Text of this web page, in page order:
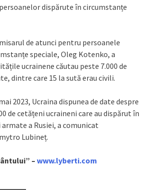
dispărute în circumstanțe
de atunci pentru persoanele
speciale, Oleg Kotenko, a
ucrainene căutau peste 7.000 de
dintre care 15 la sută erau civili.
2023, Ucraina dispunea de date despre
de cetățeni ucraineni care au dispărut în
a Rusiei, a comunicat
Lubineț.
– www.lyberti.com